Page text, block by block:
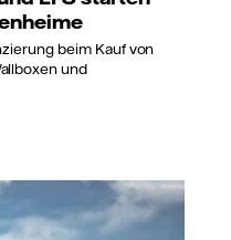
beim Kauf von
und